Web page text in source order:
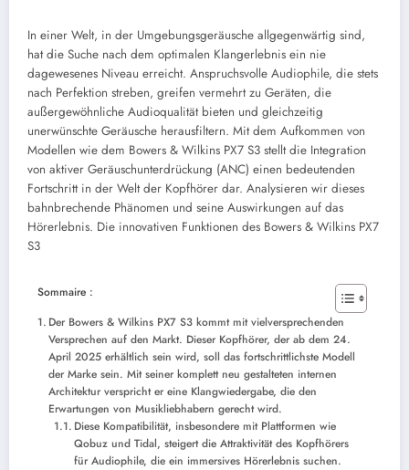
In einer Welt, in der Umgebungsgeräusche allgegenwärtig sind,
hat die Suche nach dem optimalen Klangerlebnis ein nie
dagewesenes Niveau erreicht. Anspruchsvolle Audiophile, die stets
nach Perfektion streben, greifen vermehrt zu Geräten, die
außergewöhnliche Audioqualität bieten und gleichzeitig
unerwünschte Geräusche herausfiltern. Mit dem Aufkommen von
Modellen wie dem Bowers & Wilkins PX7 S3 stellt die Integration
von aktiver Geräuschunterdrückung (ANC) einen bedeutenden
Fortschritt in der Welt der Kopfhörer dar. Analysieren wir dieses
bahnbrechende Phänomen und seine Auswirkungen auf das
Hörerlebnis. Die innovativen Funktionen des Bowers & Wilkins PX7
S3
Sommaire :
Der Bowers & Wilkins PX7 S3 kommt mit vielversprechenden
Versprechen auf den Markt. Dieser Kopfhörer, der ab dem 24.
April 2025 erhältlich sein wird, soll das fortschrittlichste Modell
der Marke sein. Mit seiner komplett neu gestalteten internen
Architektur verspricht er eine Klangwiedergabe, die den
Erwartungen von Musikliebhabern gerecht wird.
Diese Kompatibilität, insbesondere mit Plattformen wie
Qobuz und Tidal, steigert die Attraktivität des Kopfhörers
für Audiophile, die ein immersives Hörerlebnis suchen.